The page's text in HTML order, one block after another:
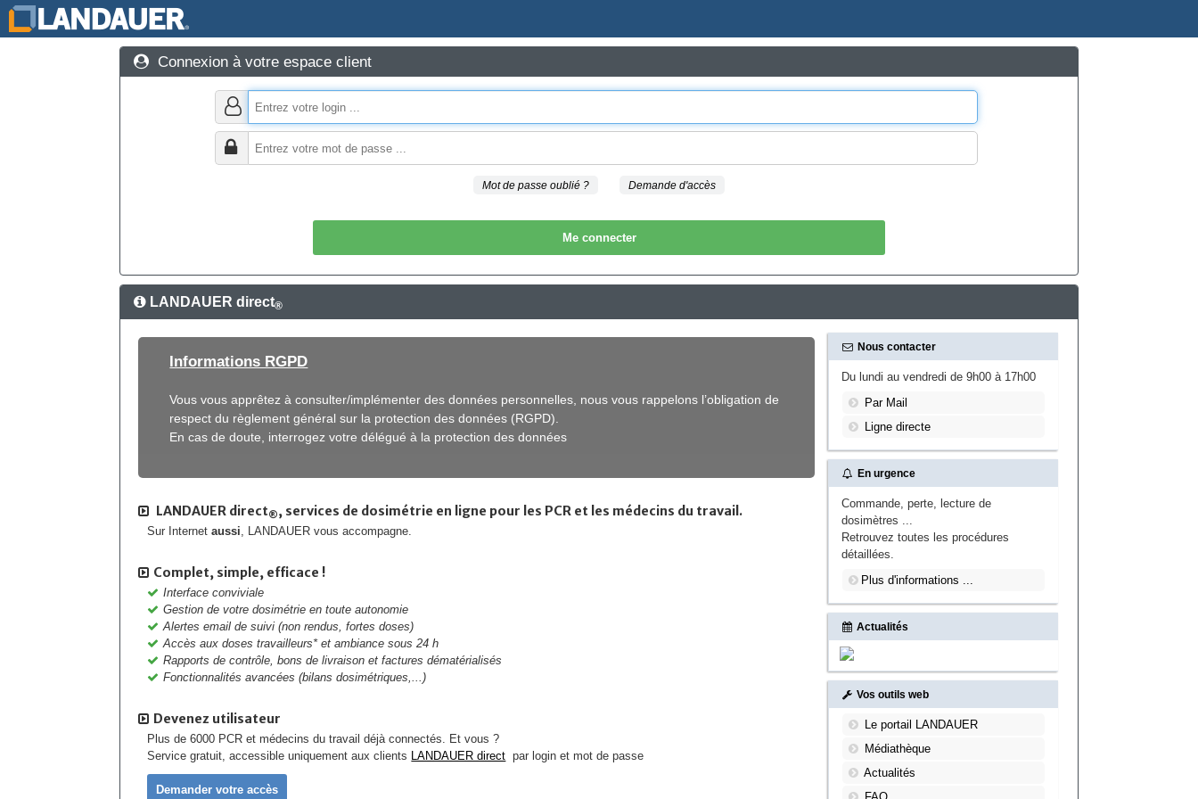
Connexion à votre espace client
Mot de passe oublié ? Demande d'accès
Me connecter
LANDAUER direct®
Informations RGPD
Vous vous apprêtez à consulter/implémenter des données personnelles, nous vous rappelons l’obligation de
respect du règlement général sur la protection des données (RGPD).
En cas de doute, interrogez votre délégué à la protection des données
LANDAUER direct®, services de dosimétrie en ligne pour les PCR et les médecins du travail.
Sur Internetaussi, LANDAUER vous accompagne.
Complet, simple, efficace !
Interface conviviale
Gestion de votre dosimétrie en toute autonomie
Alertes email de suivi (non rendus, fortes doses)
Accès aux doses travailleurs* et ambiance sous 24 h
Rapports de contrôle, bons de livraison et factures dématérialisés
Fonctionnalités avancées (bilans dosimétriques,...)
Devenez utilisateur
Plus de 6000 PCR et médecins du travail déjà connectés. Et vous ?
Service gratuit, accessible uniquement aux clients LANDAUER direct par login et mot de passe
Demander votre accès
Nous contacter
Du lundi au vendredi de 9h00 à 17h00
Par Mail
Ligne directe
En urgence
Commande, perte, lecture de
dosimètres ...
Retrouvez toutes les procédures
détaillées.
Plus d'informations ...
Actualités
Vos outils web
Le portail LANDAUER
Médiathèque
Actualités